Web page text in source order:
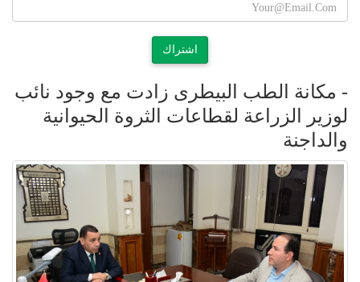
اشتراك
- مكانة الطب البيطرى زادت مع وجود نائب
لوزير الزراعة لقطاعات الثروة الحيوانية
والداجنة